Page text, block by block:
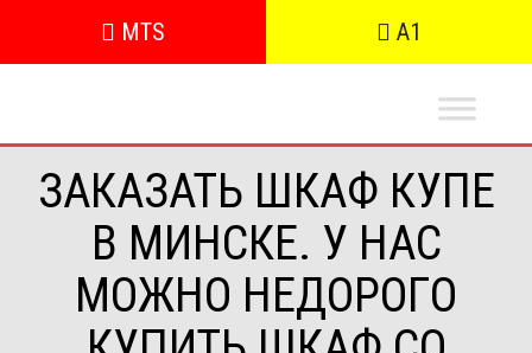
MTS A1
ЗАКАЗАТЬ ШКАФ КУПЕ
В МИНСКЕ. У НАС
МОЖНО НЕДОРОГО